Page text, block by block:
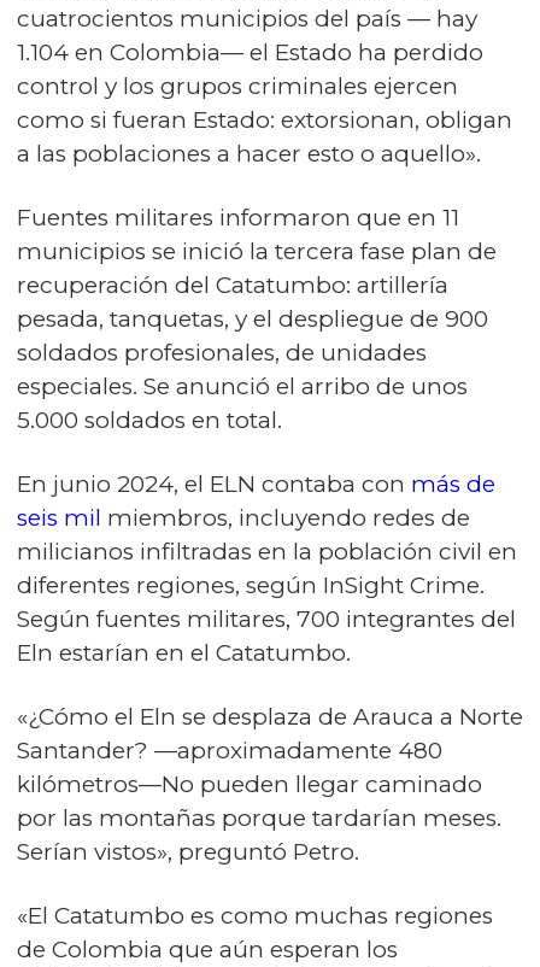
cuatrocientos municipios del país — hay
1.104 en Colombia— el Estado ha perdido
control y los grupos criminales ejercen
como si fueran Estado: extorsionan, obligan
a las poblaciones a hacer esto o aquello».
Fuentes militares informaron que en 11
municipios se inició la tercera fase plan de
recuperación del Catatumbo: artillería
pesada, tanquetas, y el despliegue de 900
soldados profesionales, de unidades
especiales. Se anunció el arribo de unos
5.000 soldados en total.
En junio 2024, el ELN contaba con más de
seis mil miembros, incluyendo redes de
milicianos infiltradas en la población civil en
diferentes regiones, según InSight Crime.
Según fuentes militares, 700 integrantes del
Eln estarían en el Catatumbo.
«¿Cómo el Eln se desplaza de Arauca a Norte
Santander? —aproximadamente 480
kilómetros—No pueden llegar caminado
por las montañas porque tardarían meses.
Serían vistos», preguntó Petro.
«El Catatumbo es como muchas regiones
de Colombia que aún esperan los